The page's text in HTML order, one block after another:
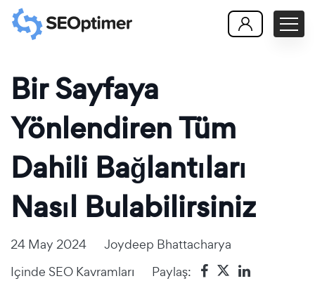
Bir Sayfaya
Yönlendiren Tüm
Dahili Bağlantıları
Nasıl Bulabilirsiniz
24 May 2024
Joydeep Bhattacharya
Içinde SEO Kavramları Paylaş: